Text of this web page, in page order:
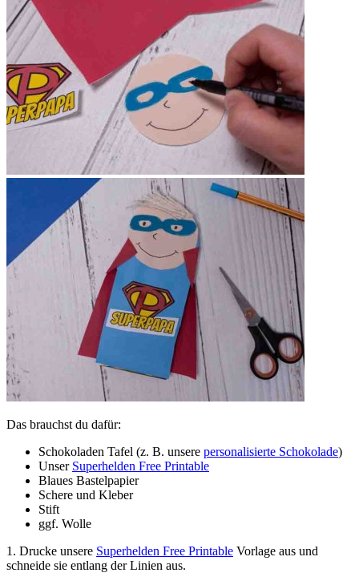
Das brauchst du dafür:
Schokoladen Tafel (z. B. unsere personalisierte Schokolade)
Unser Superhelden Free Printable
Blaues Bastelpapier
Schere und Kleber
Stift
ggf. Wolle
1. Drucke unsere Superhelden Free Printable Vorlage aus und
schneide sie entlang der Linien aus.